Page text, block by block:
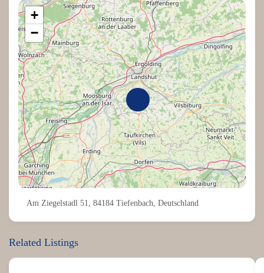
+
−
Am Ziegelstadl 51, 84184 Tiefenbach, Deutschland
Related Listings